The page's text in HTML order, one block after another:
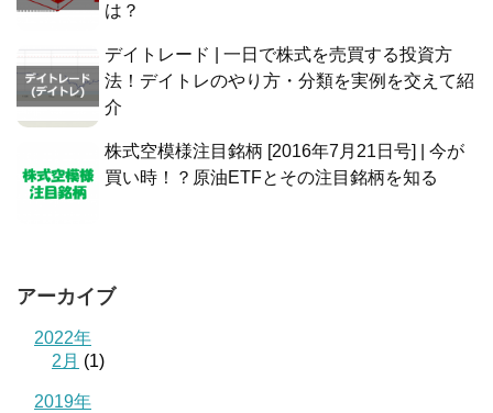
は？
デイトレード | 一日で株式を売買する投資方
法！デイトレのやり方・分類を実例を交えて紹
介
株式空模様注目銘柄 [2016年7月21日号] | 今が
買い時！？原油ETFとその注目銘柄を知る
アーカイブ
2022年
2月 (1)
2019年